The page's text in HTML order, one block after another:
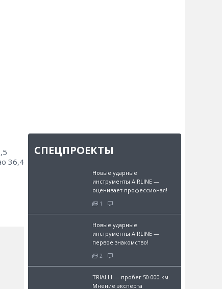
36,4
СПЕЦПРОЕКТЫ
Новые ударные
инструменты AIRLINE —
оценивает профессионал!
1
Новые ударные
инструменты AIRLINE —
первое знакомство!
2
TRIALLI — пробег 50 000 км.
Мнение эксперта